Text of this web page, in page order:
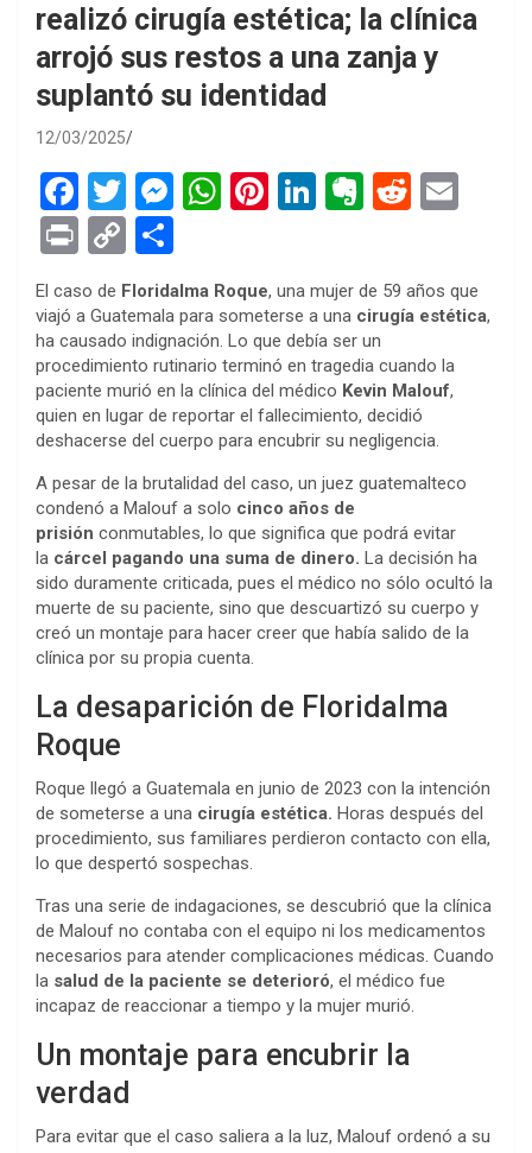
realizó cirugía estética; la clínica
arrojó sus restos a una zanja y
suplantó su identidad
12/03/2025
F
a
ce
b
o
o
k
T
wi
tt
er
M
n
g
er
W
s
A
p
p
Pi
es
t
Li
dI
n
E
ot
e
R
di
Pr
in
t
C
o
py
Li
n
k
h
ar
e
El caso de Floridalma Roque, una mujer de 59 años que
viajó a Guatemala para someterse a una cirugía estética,
ha causado indignación. Lo que debía ser un
procedimiento rutinario terminó en tragedia cuando la
paciente murió en la clínica del médico Kevin Malouf,
quien en lugar de reportar el fallecimiento, decidió
deshacerse del cuerpo para encubrir su negligencia.
A pesar de la brutalidad del caso, un juez guatemalteco
condenó a Malouf a solo cinco años de
prisión conmutables, lo que significa que podrá evitar
la cárcel pagando una suma de dinero. La decisión ha
sido duramente criticada, pues el médico no sólo ocultó la
muerte de su paciente, sino que descuartizó su cuerpo y
creó un montaje para hacer creer que había salido de la
clínica por su propia cuenta.
La desaparición de Floridalma
Roque
Roque llegó a Guatemala en junio de 2023 con la intención
de someterse a una cirugía estética. Horas después del
procedimiento, sus familiares perdieron contacto con ella,
lo que despertó sospechas.
Tras una serie de indagaciones, se descubrió que la clínica
de Malouf no contaba con el equipo ni los medicamentos
necesarios para atender complicaciones médicas. Cuando
la salud de la paciente se deterioró, el médico fue
incapaz de reaccionar a tiempo y la mujer murió.
Un montaje para encubrir la
verdad
Para evitar que el caso saliera a la luz, Malouf ordenó a su